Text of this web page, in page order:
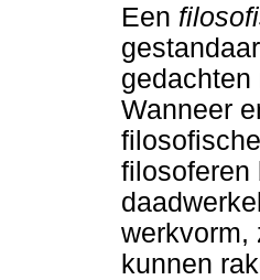
Een
Wanneer
filosoferen
werkvorm,
kunnen